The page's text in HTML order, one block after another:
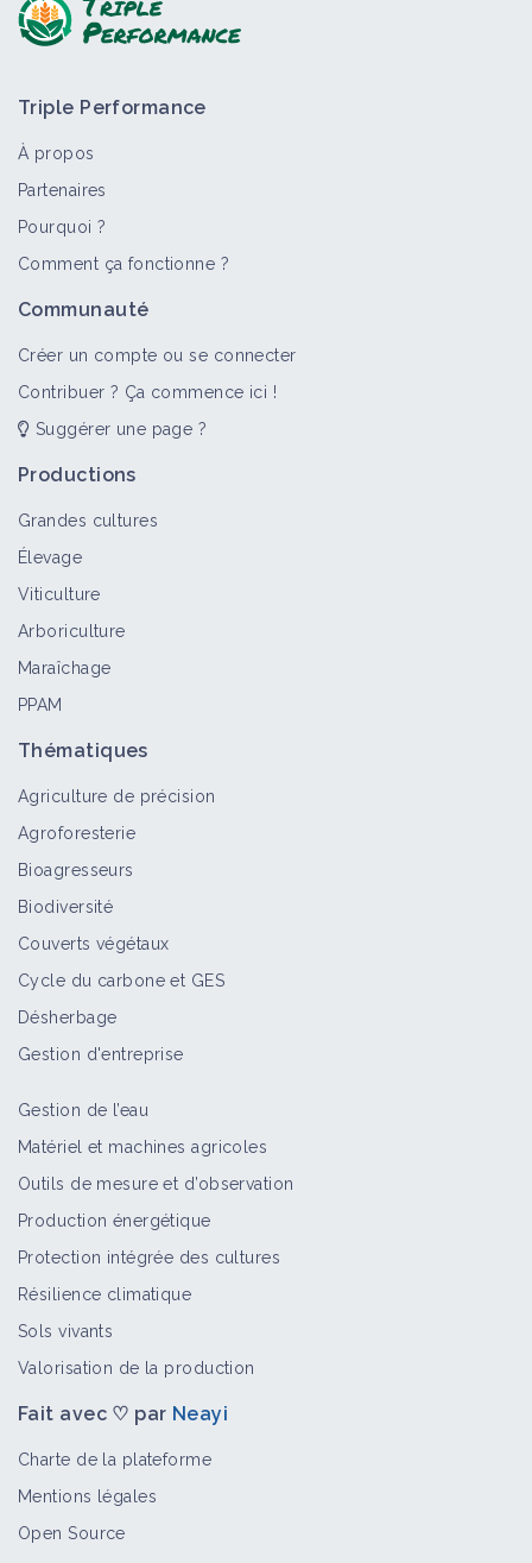
Triple Performance
À propos
Partenaires
Pourquoi ?
Comment ça fonctionne ?
Communauté
Créer un compte ou se connecter
Contribuer ? Ça commence ici !
Suggérer une page ?
Productions
Grandes cultures
Élevage
Viticulture
Arboriculture
Maraîchage
PPAM
Thématiques
Agriculture de précision
Agroforesterie
Bioagresseurs
Biodiversité
Couverts végétaux
Cycle du carbone et GES
Désherbage
Gestion d'entreprise
Gestion de l’eau
Matériel et machines agricoles
Outils de mesure et d’observation
Production énergétique
Protection intégrée des cultures
Résilience climatique
Sols vivants
Valorisation de la production
Fait avec ♡ par Neayi
Charte de la plateforme
Mentions légales
Open Source